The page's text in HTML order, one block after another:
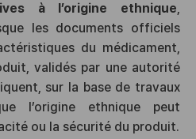
à l’origine ethnique,
les documents officiels
du médicament,
validés par une autorité
sur la base de travaux
l’origine ethnique peut
ou la sécurité du produit.